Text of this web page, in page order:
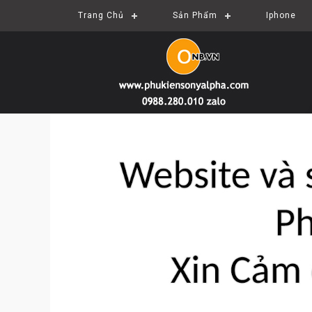
Trang Chủ Sản Phẩm Iphone